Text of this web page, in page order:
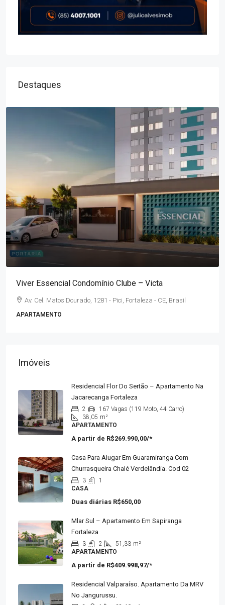
Destaques
Viver Essencial Condomínio Clube – Victa
Av. Cel. Matos Dourado, 1281 - Pici, Fortaleza - CE, Brasil
APARTAMENTO
Imóveis
Residencial Flor Do Sertão – Apartamento Na
Jacarecanga Fortaleza
2
167 Vagas (119 Moto, 44 Carro)
38,05 m²
APARTAMENTO
A partir de R$269.990,00/*
Casa Para Alugar Em Guaramiranga Com
Churrasqueira Chalé Verdelândia. Cod 02
3
1
CASA
Duas diárias R$650,00
Mlar Sul – Apartamento Em Sapiranga
Fortaleza
3 2 51,33 m²
APARTAMENTO
A partir de R$409.998,97/*
Residencial Valparaíso. Apartamento Da MRV
No Jangurussu.